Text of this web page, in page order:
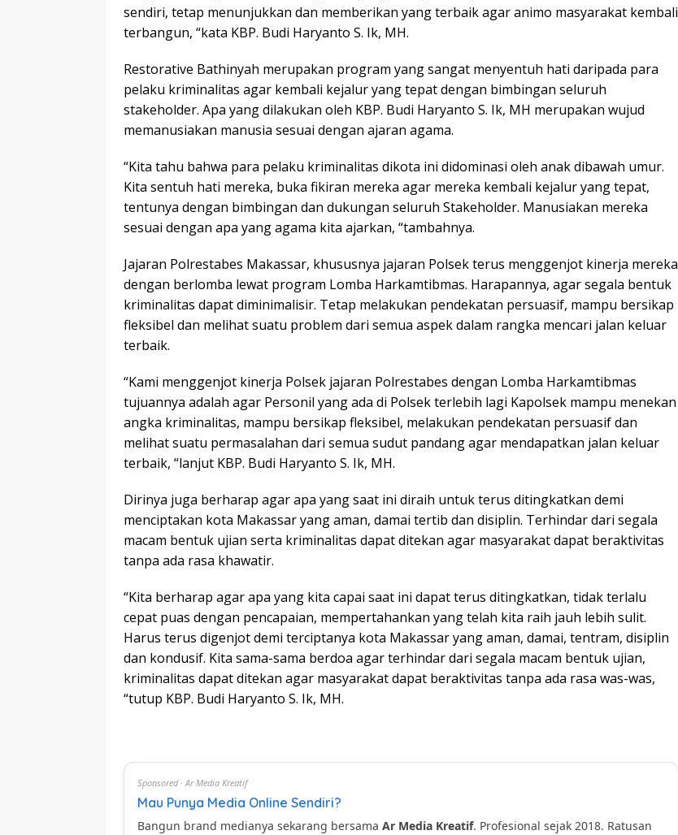
sendiri, tetap menunjukkan dan memberikan yang terbaik agar animo masyarakat kembali
terbangun, “kata KBP. Budi Haryanto S. Ik, MH.
Restorative Bathinyah merupakan program yang sangat menyentuh hati daripada para
pelaku kriminalitas agar kembali kejalur yang tepat dengan bimbingan seluruh
stakeholder. Apa yang dilakukan oleh KBP. Budi Haryanto S. Ik, MH merupakan wujud
memanusiakan manusia sesuai dengan ajaran agama.
“Kita tahu bahwa para pelaku kriminalitas dikota ini didominasi oleh anak dibawah umur.
Kita sentuh hati mereka, buka fikiran mereka agar mereka kembali kejalur yang tepat,
tentunya dengan bimbingan dan dukungan seluruh Stakeholder. Manusiakan mereka
sesuai dengan apa yang agama kita ajarkan, “tambahnya.
Jajaran Polrestabes Makassar, khususnya jajaran Polsek terus menggenjot kinerja mereka
dengan berlomba lewat program Lomba Harkamtibmas. Harapannya, agar segala bentuk
kriminalitas dapat diminimalisir. Tetap melakukan pendekatan persuasif, mampu bersikap
fleksibel dan melihat suatu problem dari semua aspek dalam rangka mencari jalan keluar
terbaik.
“Kami menggenjot kinerja Polsek jajaran Polrestabes dengan Lomba Harkamtibmas
tujuannya adalah agar Personil yang ada di Polsek terlebih lagi Kapolsek mampu menekan
angka kriminalitas, mampu bersikap fleksibel, melakukan pendekatan persuasif dan
melihat suatu permasalahan dari semua sudut pandang agar mendapatkan jalan keluar
terbaik, “lanjut KBP. Budi Haryanto S. Ik, MH.
Dirinya juga berharap agar apa yang saat ini diraih untuk terus ditingkatkan demi
menciptakan kota Makassar yang aman, damai tertib dan disiplin. Terhindar dari segala
macam bentuk ujian serta kriminalitas dapat ditekan agar masyarakat dapat beraktivitas
tanpa ada rasa khawatir.
“Kita berharap agar apa yang kita capai saat ini dapat terus ditingkatkan, tidak terlalu
cepat puas dengan pencapaian, mempertahankan yang telah kita raih jauh lebih sulit.
Harus terus digenjot demi terciptanya kota Makassar yang aman, damai, tentram, disiplin
dan kondusif. Kita sama-sama berdoa agar terhindar dari segala macam bentuk ujian,
kriminalitas dapat ditekan agar masyarakat dapat beraktivitas tanpa ada rasa was-was,
“tutup KBP. Budi Haryanto S. Ik, MH.
Sponsored · Ar Media Kreatif
Mau Punya Media Online Sendiri?
Bangun brand medianya sekarang bersama Ar Media Kreatif. Profesional sejak 2018. Ratusan